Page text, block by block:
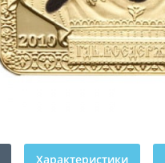
Характеристики